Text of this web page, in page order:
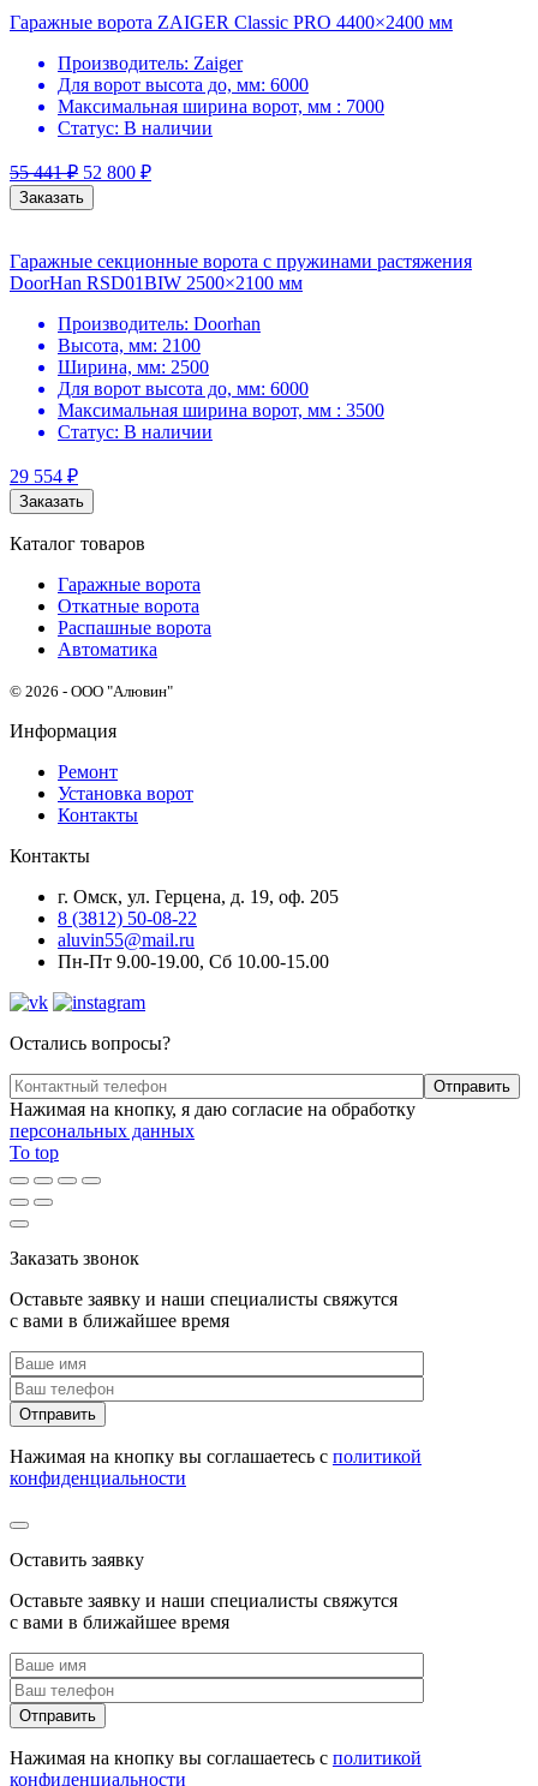
Гаражные ворота ZAIGER Classic PRO 4400×2400 мм
Производитель: Zaiger
Для ворот высота до, мм: 6000
Максимальная ширина ворот, мм : 7000
Статус: В наличии
55 441₽ 52 800 ₽
Заказать
Гаражные секционные ворота с пружинами растяжения
DoorHan RSD01BIW 2500×2100 мм
Производитель: Doorhan
Высота, мм: 2100
Ширина, мм: 2500
Для ворот высота до, мм: 6000
Максимальная ширина ворот, мм : 3500
Статус: В наличии
29 554 ₽
Заказать
Каталог товаров
Гаражные ворота
Откатные ворота
Распашные ворота
Автоматика
© 2026 - ООО "Алювин"
Информация
Ремонт
Установка ворот
Контакты
Контакты
г. Омск, ул. Герцена, д. 19, оф. 205
8 (3812) 50-08-22
aluvin55@mail.ru
Пн-Пт 9.00-19.00, Сб 10.00-15.00
Остались вопросы?
Нажимая на кнопку, я даю согласие на обработку
персональных данных
To top
Заказать звонок
Оставьте заявку и наши специалисты свяжутся
с вами в ближайшее время
Нажимая на кнопку вы соглашаетесь с политикой
конфиденциальности
Оставить заявку
Оставьте заявку и наши специалисты свяжутся
с вами в ближайшее время
Нажимая на кнопку вы соглашаетесь с политикой
конфиденциальности